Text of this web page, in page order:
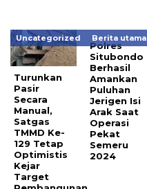
Uncategorized
Turunkan
Pasir
Secara
Manual,
Satgas
TMMD Ke-
129 Tetap
Optimistis
Kejar
Target
Berita utama
Polres
Situbondo
Berhasil
Amankan
Puluhan
Jerigen Isi
Arak Saat
Operasi
Pekat
Semeru
2024